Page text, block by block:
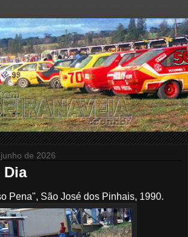
de 2026
Dia
Pena", São José dos Pinhais, 1990.